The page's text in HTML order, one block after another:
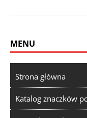
MENU
Strona główna
Katalog znaczków